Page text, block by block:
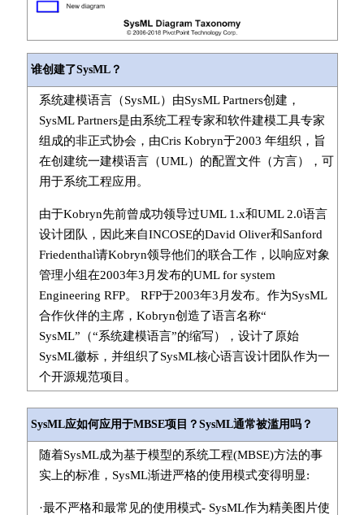
谁创建了SysML？
系统建模语言（SysML）由SysML Partners创建，
SysML Partners是由系统工程专家和软件建模工具专家
组成的非正式协会，由Cris Kobryn于2003 年组织，旨
在创建统一建模语言（UML）的配置文件（方言），可
用于系统工程应用。
由于Kobryn先前曾成功领导过UML 1.x和UML 2.0语言
设计团队，因此来自INCOSE的David Oliver和Sanford
Friedenthal请Kobryn领导他们的联合工作，以响应对象
管理小组在2003年3月发布的UML for system
Engineering RFP。 RFP于2003年3月发布。作为SysML
合作伙伴的主席，Kobryn创造了语言名称“
SysML”（“系统建模语言”的缩写），设计了原始
SysML徽标，并组织了SysML核心语言设计团队作为一
个开源规范项目。
SysML应如何应用于MBSE项目？SysML通常被滥用吗？
随着SysML成为基于模型的系统工程(MBSE)方法的事
实上的标准，SysML渐进严格的使用模式变得明显:
·最不严格和最常见的使用模式- SysML作为精美图片使